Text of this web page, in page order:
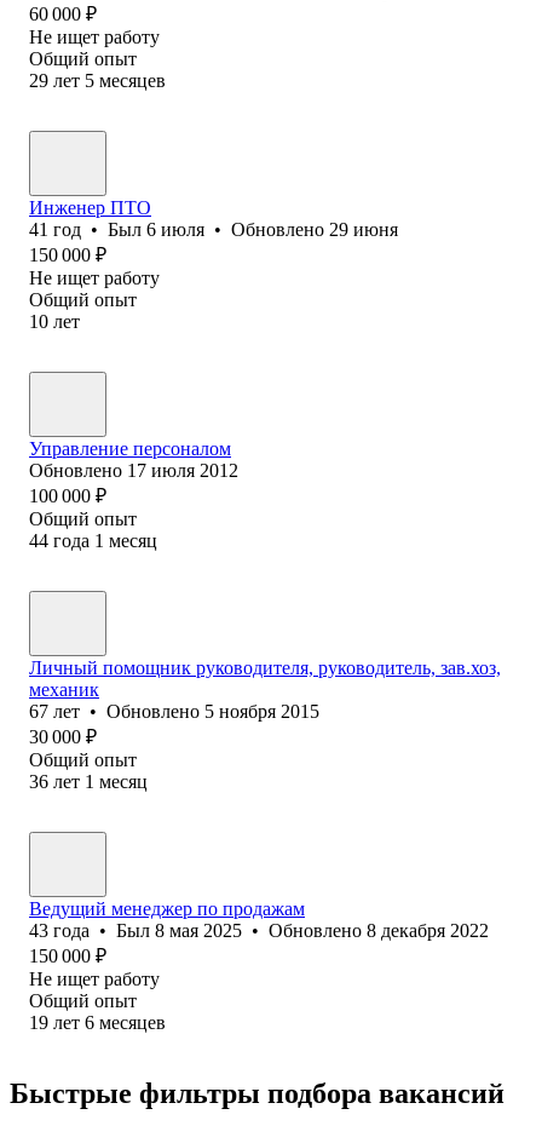
60 000 ₽
Не ищет работу
Общий опыт
29 лет 5 месяцев
Инженер ПТО
41 год • Был 6 июля • Обновлено 29 июня
150 000 ₽
Не ищет работу
Общий опыт
10 лет
Управление персоналом
Обновлено 17 июля 2012
100 000 ₽
Общий опыт
44 года 1 месяц
Личный помощник руководителя, руководитель, зав.хоз,
механик
67 лет • Обновлено 5 ноября 2015
30 000 ₽
Общий опыт
36 лет 1 месяц
Ведущий менеджер по продажам
43 года • Был 8 мая 2025 • Обновлено 8 декабря 2022
150 000 ₽
Не ищет работу
Общий опыт
19 лет 6 месяцев
Быстрые фильтры подбора вакансий